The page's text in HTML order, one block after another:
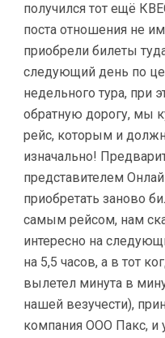
получился тот ещё
поста отношения не
приобрели билеты
следующий день по
недельного тура, при
обратную дорогу, мы
рейс, которым и
изначально!
представителем
приобретать заново
самым рейсом, нам
интересно на
на 5,5 часов, а в тот
вылетел минута в
нашей везучести),
компания ООО Пакс, и